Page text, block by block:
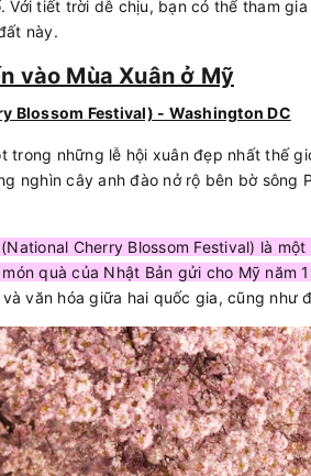
Với tiết trời dễ chịu, bạn có thể tham
này.
vào Mùa Xuân ở Mỹ
Blossom Festival) - Washington DC
trong những lễ hội xuân đẹp nhất thế
nghìn cây anh đào nở rộ bên bờ
Cherry Blossom Festival) là
quà của Nhật Bản gửi cho Mỹ năm
văn hóa giữa hai quốc gia, cũng như